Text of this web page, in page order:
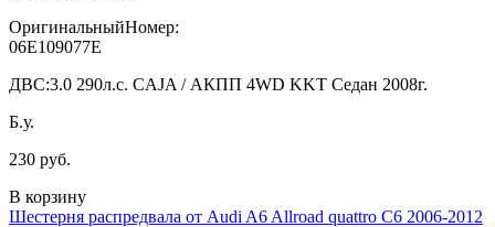
ОригинальныйНомер:
06E109077E
ДВС:3.0 290л.с. CAJA / АКПП 4WD KKT Седан 2008г.
Б.у.
230 руб.
В корзину
Шестерня распредвала от Audi A6 Allroad quattro C6 2006-2012